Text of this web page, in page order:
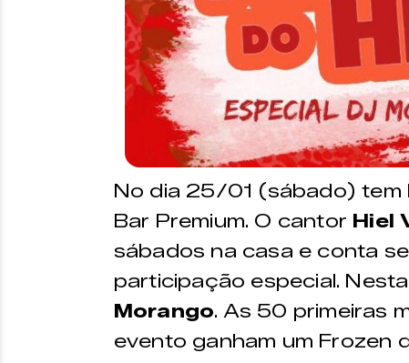
No dia 25/01 (sábado) tem
Bar Premium. O cantor Hiel
sábados na casa e conta
participação especial.
Morango. As 50 primeiras
evento ganham um Frozen